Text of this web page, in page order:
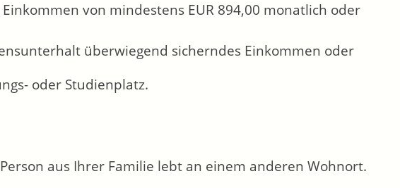
von mindestens EUR 894,00 monatlich oder
überwiegend sicherndes Einkommen oder
oder Studienplatz.
aus Ihrer Familie lebt an einem anderen Wohnort.